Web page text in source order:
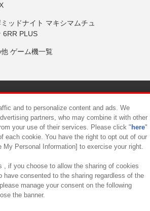
ッドナイト マキシマムチュ
6RR PLUS
ゲーム機一覧
について カスタマーハラスメント対応方針
and to personalize content and ads. We
partners, who may combine it with other
your use of their services. Please click " here"
each cookie. You have the right to opt out of our
Personal Information] to exercise your right.
, if you choose to allow the sharing of cookies
have consented to the sharing regardless of the
manage your consent on the following
the banner.